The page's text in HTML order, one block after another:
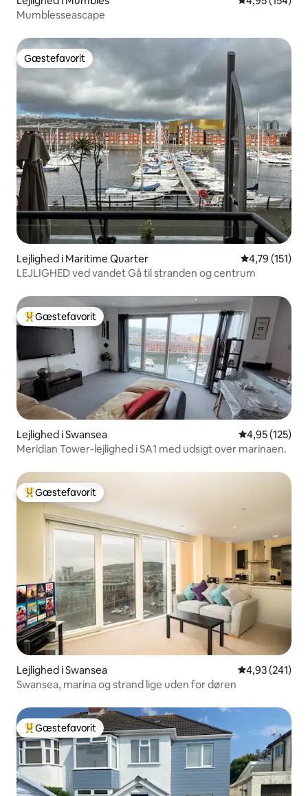
Mumblesseascape
Gæstefavorit
Gæstefavorit
Lejlighed i Maritime Quarter 4,79 ud af 5 i
4,79 (151)
LEJLIGHED ved vandet Gå til stranden og centrum
Bedste gæstefavorit
Gæstefavorit
Lejlighed i Swansea 4,95 ud af 5 i
4,95 (125)
Meridian Tower-lejlighed i SA1 med udsigt over marinaen.
Bedste gæstefavorit
Gæstefavorit
Lejlighed i Swansea 4,93 ud af 5 i
4,93 (241)
Swansea, marina og strand lige uden for døren
Bedste gæstefavorit
Gæstefavorit